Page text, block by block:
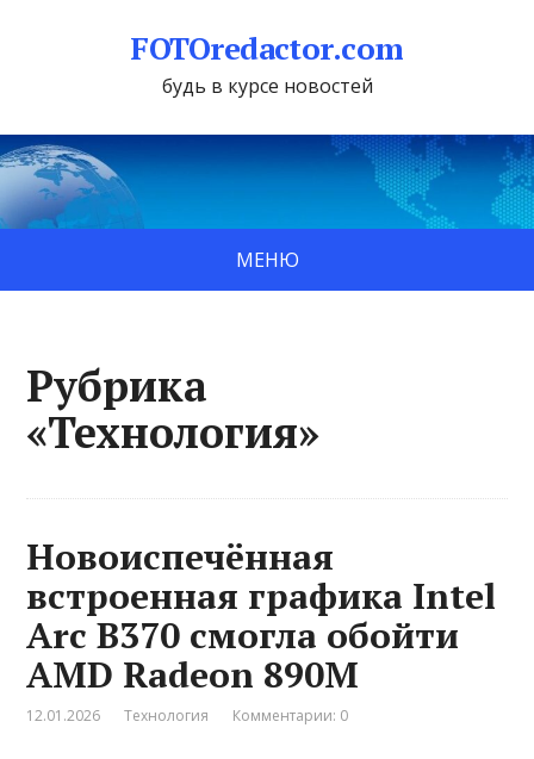
FOTOredactor.com
будь в курсе новостей
МЕНЮ
Рубрика
«Технология»
Новоиспечённая
встроенная графика Intel
Arc B370 смогла обойти
AMD Radeon 890M
12.01.2026 Технология Комментарии: 0